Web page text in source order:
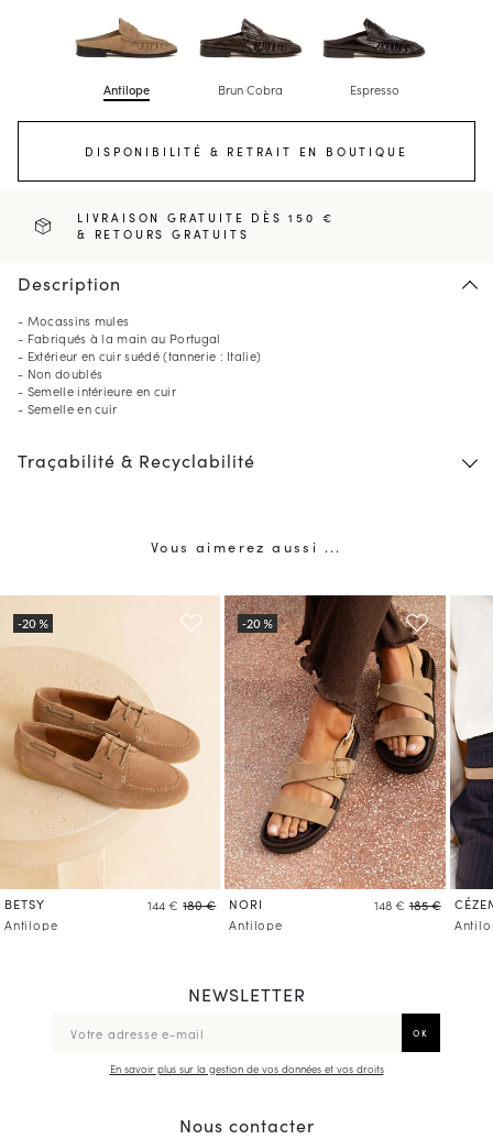
Antilope Brun Cobra Espresso
DISPONIBILITÉ & RETRAIT EN BOUTIQUE
LIVRAISON GRATUITE DÈS 150 €
& RETOURS GRATUITS
Description
- Mocassins mules
- Fabriqués à la main au Portugal
- Extérieur en cuir suédé (tannerie : Italie)
- Non doublés
- Semelle intérieure en cuir
- Semelle en cuir
Traçabilité & Recyclabilité
Vous aimerez aussi ...
BETSY 144 € 180 €
Antilope
NORI 148 € 185 €
Antilope
NEWSLETTER
En savoir plus sur la gestion de vos données et vos droits
Nous contacter